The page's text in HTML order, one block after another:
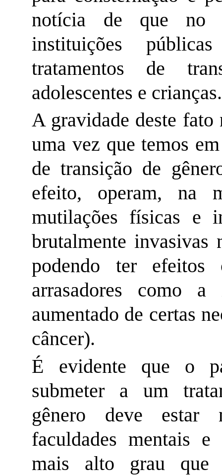
notícia de que no
instituições
tratamentos de
adolescentes e crianças.
A gravidade deste
uma vez que temos
de transição de
efeito, operam, na
mutilações físicas e
brutalmente
podendo ter efeitos
arrasadores como
aumentado de certas
câncer).
É evidente que o
submeter a um
gênero deve estar
faculdades mentais
mais alto grau que